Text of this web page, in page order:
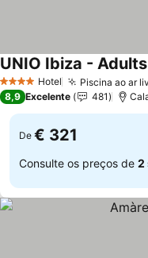
4 EstrelasHotel Piscina ao ar
UNIO Ibiza -
8,9 Excelente 481
De € 321
Consulte os preços de 2